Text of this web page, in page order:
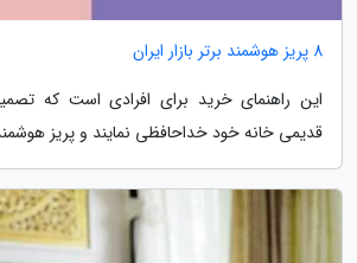
8 پریز هوشمند برتر بازار ایران
این راهنمای خرید برای افرادی است که
قدیمی خانه خود خداحافظی نمایند و پریز